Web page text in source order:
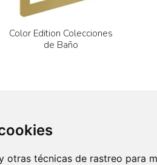
otras técnicas de rastreo para
Color Edition Colecciones
de Baño